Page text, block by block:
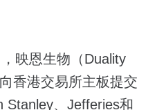
映恩生物（Duality
香港交易所主板提交
Stanley、Jefferies和